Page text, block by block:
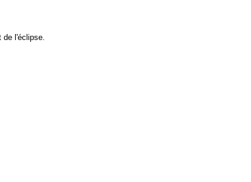
de l'éclipse.